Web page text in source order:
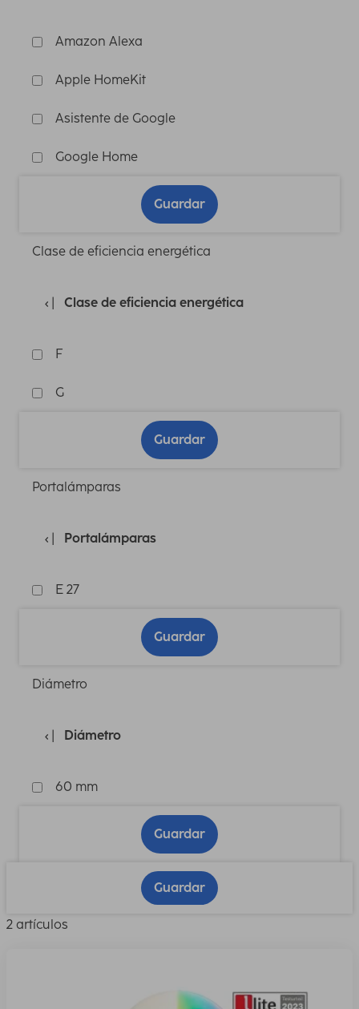
Amazon Alexa
Apple HomeKit
Asistente de Google
Google Home
Guardar
Clase de eficiencia energética
Clase de eficiencia energética
F
G
Guardar
Portalámparas
Portalámparas
E 27
Guardar
Diámetro
Diámetro
60 mm
Guardar
Guardar
2 artículos